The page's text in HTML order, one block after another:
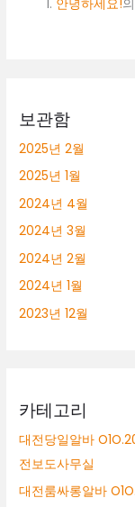
안녕하세요!
보관함
2025년 2월
2025년 1월
2024년 4월
2024년 3월
2024년 2월
2024년 1월
2023년 12월
카테고리
대전당일알바
전보도사무실
대전룸싸롱알바